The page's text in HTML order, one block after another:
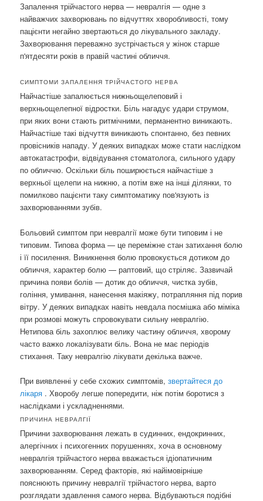
Запалення трійчастого нерва — невралгія — одне з
найважчих захворювань по відчуттях хворобливості, тому
пацієнти негайно звертаються до лікувального закладу.
Захворювання переважно зустрічається у жінок старше
п'ятдесяти років в правій частині обличчя.
СИМПТОМИ ЗАПАЛЕННЯ ТРІЙЧАСТОГО НЕРВА
Найчастіше запалюється нижньощелеповий і
верхньощелепної відростки. Біль нагадує удари струмом,
при яких вони стають ритмічними, перманентно виникають.
Найчастіше такі відчуття виникають спонтанно, без певних
провісників нападу. У деяких випадках може стати наслідком
автокатастрофи, відвідування стоматолога, сильного удару
по обличчю. Оскільки біль поширюється найчастіше з
верхньої щелепи на нижню, а потім вже на інші ділянки, то
помилково пацієнти таку симптоматику пов'язують із
захворюваннями зубів.
Больовий симптом при невралгії може бути типовим і не
типовим. Типова форма — це переміжне стан затихання болю
і її посилення. Виникнення болю провокується дотиком до
обличчя, характер болю — раптовий, що стріляє. Зазвичай
причина появи болів — дотик до обличчя, чистка зубів,
гоління, умивання, нанесення макіяжу, потрапляння під порив
вітру. У деяких випадках навіть невдала посмішка або міміка
при розмові можуть спровокувати сильну невралгію.
Нетипова біль захоплює велику частину обличчя, хворому
часто важко локалізувати біль. Вона не має періодів
стихання. Таку невралгію лікувати декілька важче.
При виявленні у себе схожих симптомів,звертайтеся до
лікаря . Хворобу легше попередити, ніж потім боротися з
наслідками і ускладненнями.
ПРИЧИНА НЕВРАЛГІЇ
Причини захворювання лежать в судинних, ендокринних,
алергічних і психогенних порушеннях, хоча в основному
невралгія трійчастого нерва вважається ідіопатичним
захворюванням. Серед факторів, які найімовірніше
пояснюють причину невралгії трійчастого нерва, варто
розглядати здавлення самого нерва. Відбуваються подібні